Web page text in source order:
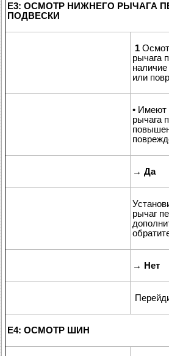
E3: ОСМОТР НИЖНЕГО РЫЧАГА
ПОДВЕСКИ
1
рычага
или
• Имеют
рычага
→ Да
рычаг
→ Нет
E4: ОСМОТР ШИН